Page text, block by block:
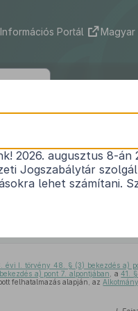
Portál
261/2011. (XII.
közúti
díj ellenében
évi I. törvény 48. § (3) bekezdés a)
a) pont 7. alpontjában , a41. §
felhatalmazás alapján, az
2026. augusztus 8-
Jogszabálytár
lehet számítani.